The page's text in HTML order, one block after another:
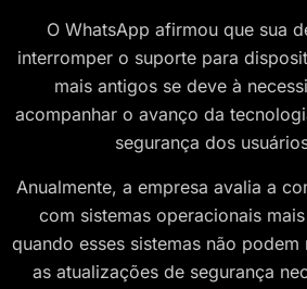
O WhatsApp afirmou que sua
interromper o suporte para
mais antigos se deve à
acompanhar o avanço da
segurança dos
Anualmente, a empresa avalia a
com sistemas operacionais
quando esses sistemas não podem
as atualizações de segurança